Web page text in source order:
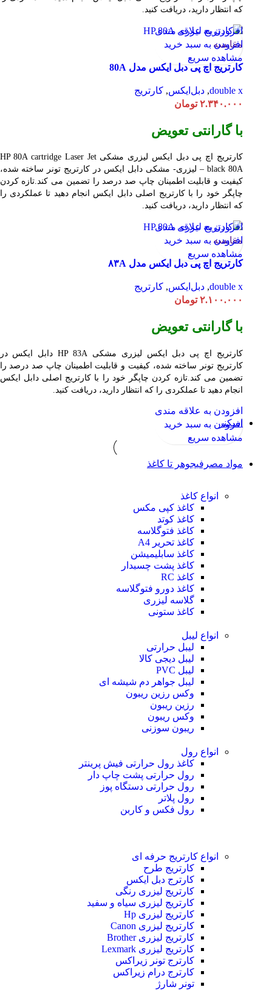
که انتظار دارید، دریافت کنید.
افزودن به علاقه مندی
افزودن به سبد خرید
مشاهده سریع
مقایسه
کارتریج اچ پی دبل ایکس مدل 80A
double x
, دبل‌ایکس, کارتریج
۲.۳۴۰.۰۰۰ تومان
با گارانتی تعویض
کارتریج اچ پی دبل ایکس لیزری مشکی HP 80A cartridge LaserJet
black 80A – لیزری- مشکی دابل ایکس در کارتریج تونر ساخته شده،
کیفیت و قابلیت اطمینان چاپ صد درصد را تضمین می کند.تازه کردن
چاپگر خود را با کارتریج اصلی دابل ایکس انجام دهید تا عملکردی را
که انتظار دارید، دریافت کنید.
افزودن به علاقه مندی
افزودن به سبد خرید
مشاهده سریع
مقایسه
کارتریج اچ پی دبل ایکس مدل ۸۳A
double x
, دبل‌ایکس, کارتریج
۲.۱۰۰.۰۰۰ تومان
با گارانتی تعویض
کارتریج اچ پی دبل ایکس لیزری مشکی HP 83A دابل ایکس در
کارتریج تونر ساخته شده، کیفیت و قابلیت اطمینان چاپ صد درصد را
تضمین می کند.تازه کردن چاپگر خود را با کارتریج اصلی دابل ایکس
انجام دهید تا عملکردی را که انتظار دارید، دریافت کنید.
افزودن به علاقه مندی
افزودن به سبد خرید
مشاهده سریع
اسکنر
مواد مصرفیجوهر تا کاغذ
انواع کاغذ
کاغذ کپی مکس
کاغذ کوتد
کاغذ فتوگلاسه
کاغذ تحریر A4
کاغذ سابلیمیشن
کاغذ پشت چسبدار
کاغذ RC
کاغذ دورو فتوگلاسه
گلاسه لیزری
کاغذ ستونی
انواع لیبل
لیبل حرارتی
لیبل دیجی کالا
لیبل PVC
لیبل جواهر دم شیشه ای
وکس رزین ریبون
رزین ریبون
وکس ریبون
ریبون سوزنی
انواع رول
کاغذ رول حرارتی فیش پرینتر
رول حرارتی پشت چاپ دار
رول حرارتی دستگاه پوز
رول پلاتر
رول فکس و کاربن
انواع کارتریج حرفه ای
کارتریج طرح
کارترج دبل ایکس
کارتریج لیزری رنگی
کارتریج لیزری سیاه و سفید
کارتریج لیزری Hp
کارتریج لیزری Canon
کارتریج لیزری Brother
کارتریج لیزری Lexmark
کارترج تونر زیراکس
کارترج درام زیراکس
تونر شارژ